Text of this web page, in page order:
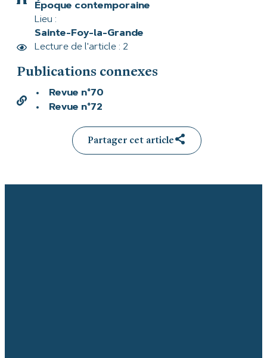
Époque contemporaine
Lieu :
Sainte-Foy-la-Grande
Lecture de l'article : 2
Publications connexes
Revue n°70
Revue n°72
Partager cet article